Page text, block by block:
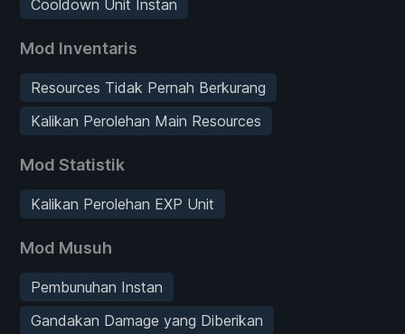
Cooldown Unit Instan
Mod Inventaris
Resources Tidak Pernah Berkurang
Kalikan Perolehan Main Resources
Mod Statistik
Kalikan Perolehan EXP Unit
Mod Musuh
Pembunuhan Instan
Gandakan Damage yang Diberikan